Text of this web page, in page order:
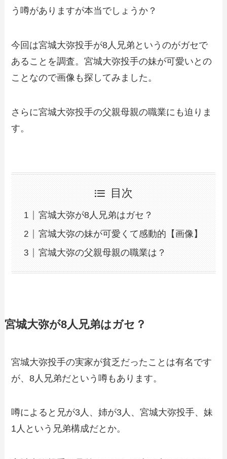
う噂がありますが本当でしょうか？
今回は宮城大弥投手が8人兄弟というのがガセで
あることを調査。宮城大弥投手の妹が可愛いとの
ことなので画像も探してみました。
さらに宮城大弥投手の父親母親の職業にも迫りま
す。
目次
宮城大弥が8人兄弟はガセ？
宮城大弥の妹が可愛くて感動的【画像】
宮城大弥の父親母親の職業は？
宮城大弥が8人兄弟はガセ？
宮城大弥投手の実家が貧乏だったことは有名です
が、8人兄弟だという噂もあります。
噂によると兄が3人、姉が3人、宮城大弥投手、妹
1人という兄弟構成だとか。